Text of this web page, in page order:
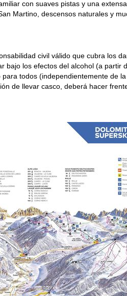
con suaves pistas y una
Martino, descensos naturales y
civil válido que cubra los
los efectos del alcohol (a partir
todos (independientemente de
de llevar casco, deberá hacer